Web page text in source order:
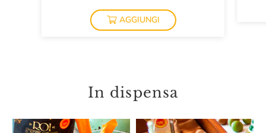
AGGIUNGI
In dispensa